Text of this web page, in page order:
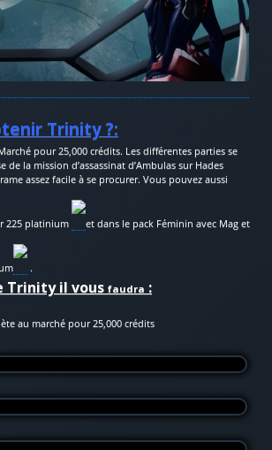
Trinity ?:
pour 25,000 crédits. Les différentes parties se
la mission d’assassinat d’Ambulas sur Hades
assez facile à se procurer. Vous pouvez aussi
225 platinium et dans le pack Féminin avec Mag et
.
Trinity il vous faudra :
au marché pour 25,000 crédits